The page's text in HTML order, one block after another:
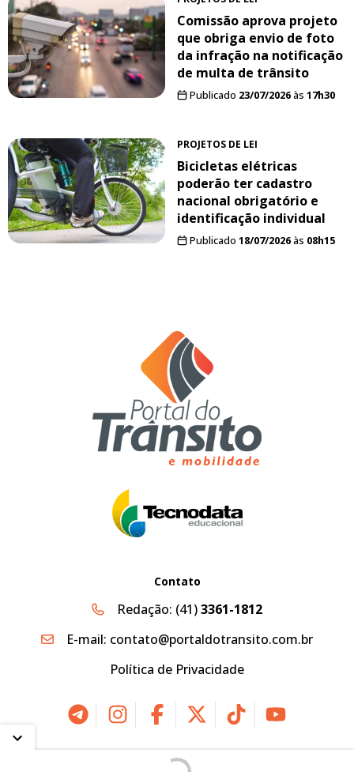
Comissão aprova projeto
que obriga envio de foto
da infração na notificação
de multa de trânsito
Publicado 23/07/2026às 17h30
PROJETOS DE LEI
Bicicletas elétricas
poderão ter cadastro
nacional obrigatório e
identificação individual
Publicado 18/07/2026às 08h15
Contato
Redação: (41)3361-1812
E-mail: contato@portaldotransito.com.br
Política de Privacidade